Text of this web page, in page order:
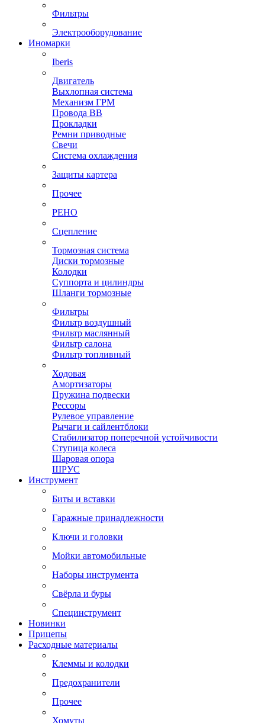
Фильтры
Электрооборудование
Иномарки
Iberis
Двигатель
Выхлопная система
Механизм ГРМ
Провода ВВ
Прокладки
Ремни приводные
Свечи
Система охлаждения
Защиты картера
Прочее
РЕНО
Сцепление
Тормозная система
Диски тормозные
Колодки
Суппорта и цилиндры
Шланги тормозные
Фильтры
Фильтр воздушный
Фильтр маслянный
Фильтр салона
Фильтр топливный
Ходовая
Амортизаторы
Пружина подвески
Рессоры
Рулевое управление
Рычаги и сайлентблоки
Стабилизатор поперечной устойчивости
Ступица колеса
Шаровая опора
ШРУС
Инструмент
Биты и вставки
Гаражные принадлежности
Ключи и головки
Мойки автомобильные
Наборы инструмента
Свёрла и буры
Специнструмент
Новинки
Прицепы
Расходные материалы
Клеммы и колодки
Предохранители
Прочее
Хомуты